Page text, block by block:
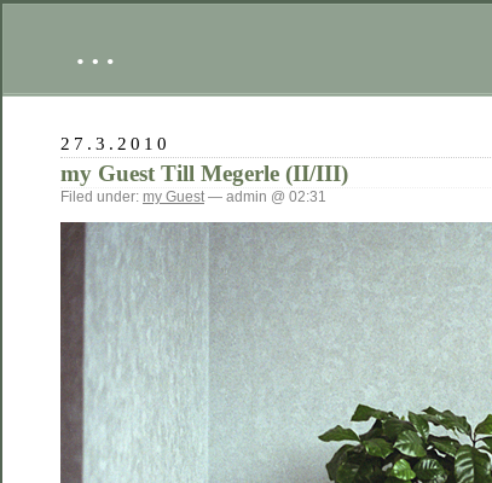
…
27.3.2010
my Guest Till Megerle (II/III)
Filed under: my Guest— admin @ 02:31